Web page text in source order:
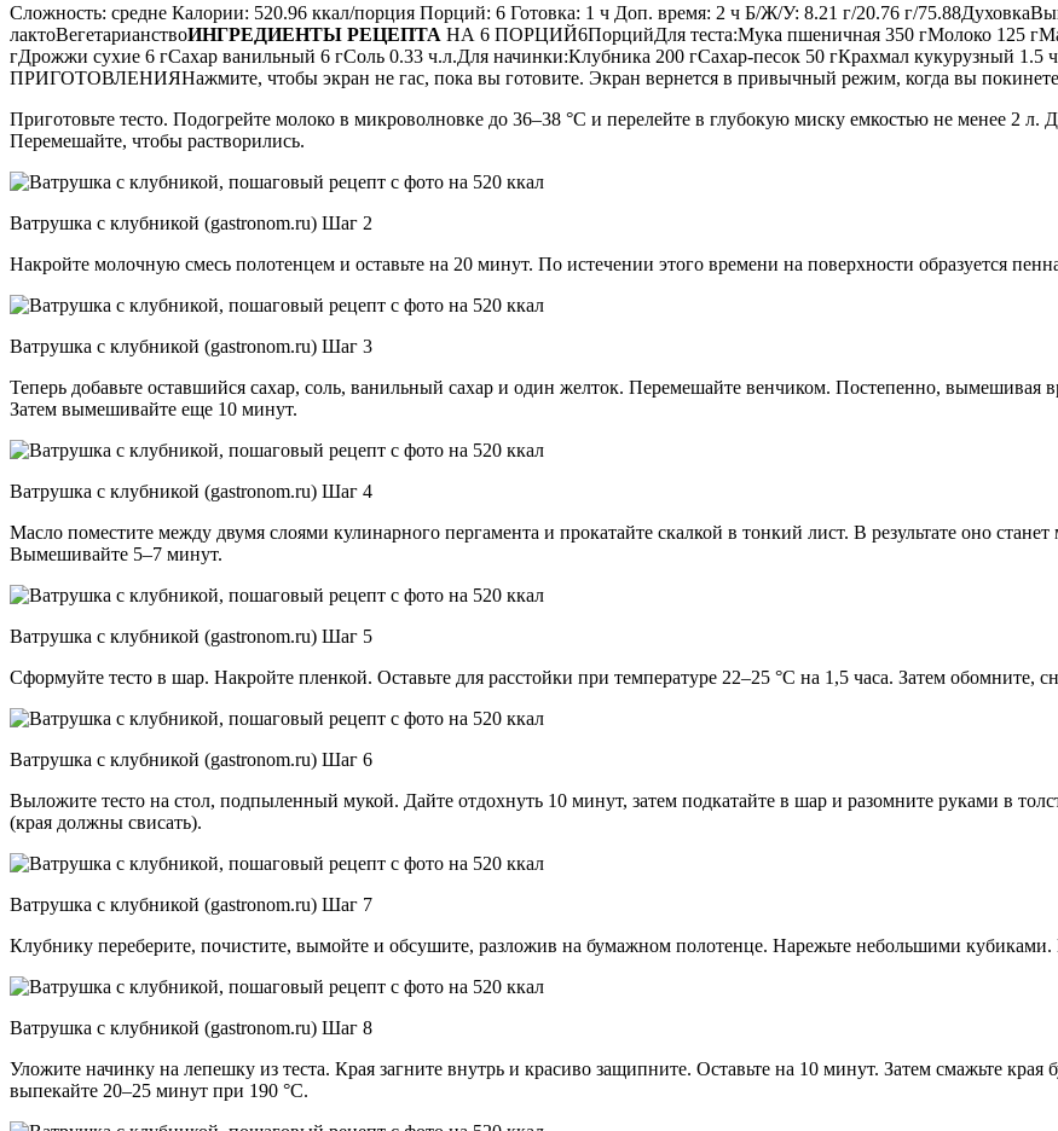
Сложность: средне Калории: 520.96 ккал/порция Порций: 6 Готовка: 1 ч Доп. время: 2 ч Б/Ж/У: 8.21 г/20.76 г/
лактоВегетарианствоИНГРЕДИЕНТЫ РЕЦЕПТА НА 6 ПОРЦИЙ6ПорцийДля теста:Мука пшеничная 350 гМолоко 125
гДрожжи сухие 6 гСахар ванильный 6 гСоль 0.33 ч.л.Для начинки:Клубника 200 гСахар-песок 50 гКрахмал кукурузный
ПРИГОТОВЛЕНИЯНажмите, чтобы экран не гас, пока вы готовите. Экран вернется в привычный режим, когда вы
Приготовьте тесто. Подогрейте молоко в микроволновке до 36–38 °C и перелейте в глубокую миску емкостью не менее 2
Перемешайте, чтобы растворились.
Ватрушка с клубникой (gastronom.ru) Шаг 2
Накройте молочную смесь полотенцем и оставьте на 20 минут. По истечении этого времени на поверхности образуется
Ватрушка с клубникой (gastronom.ru) Шаг 3
Теперь добавьте оставшийся сахар, соль, ванильный сахар и один желток. Перемешайте венчиком. Постепенно,
Затем вымешивайте еще 10 минут.
Ватрушка с клубникой (gastronom.ru) Шаг 4
Масло поместите между двумя слоями кулинарного пергамента и прокатайте скалкой в тонкий лист. В результате оно
Вымешивайте 5–7 минут.
Ватрушка с клубникой (gastronom.ru) Шаг 5
Сформуйте тесто в шар. Накройте пленкой. Оставьте для расстойки при температуре 22–25 °С на 1,5 часа. Затем обомните,
Ватрушка с клубникой (gastronom.ru) Шаг 6
Выложите тесто на стол, подпыленный мукой. Дайте отдохнуть 10 минут, затем подкатайте в шар и разомните руками в
(края должны свисать).
Ватрушка с клубникой (gastronom.ru) Шаг 7
Клубнику переберите, почистите, вымойте и обсушите, разложив на бумажном полотенце. Нарежьте небольшими
Ватрушка с клубникой (gastronom.ru) Шаг 8
Уложите начинку на лепешку из теста. Края загните внутрь и красиво защипните. Оставьте на 10 минут. Затем смажьте
выпекайте 20–25 минут при 190 °C.